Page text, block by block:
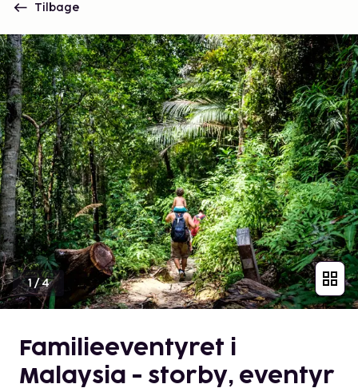
Tilbage
1/4
Familieeventyret i
Malaysia - storby, eventyr